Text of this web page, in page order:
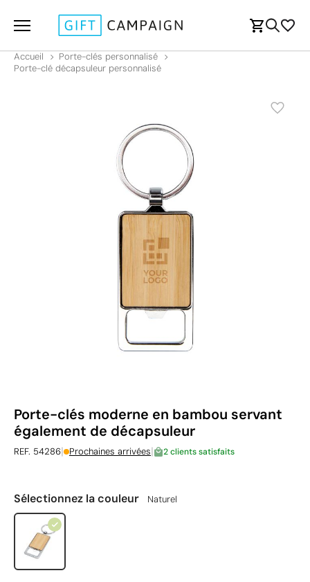
Accueil
Porte-clés personnalisé
Porte-clé décapsuleur personnalisé
Porte-clés moderne en bambou servant
également de décapsuleur
REF. 54286| Prochaines arrivées| 2 clients satisfaits
Sélectionnez la couleur Naturel